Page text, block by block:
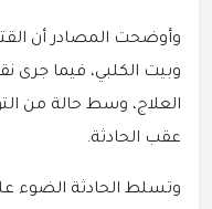
وأوضحت المصادر أن
وبيت الكلبي، فيما جرى
العلاج، وسط حالة من
عقب الحادثة.
وتسلط الحادثة الضوء